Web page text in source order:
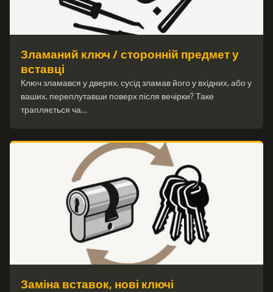
Зламаний ключ / сторонній предмет у
вставці
Ключ зламався у дверях, сусід зламав його у вхідних, або у
ваших, переплутавши поверх після вечірки? Таке
трапляється ча…
Заміна вставок, нові ключі